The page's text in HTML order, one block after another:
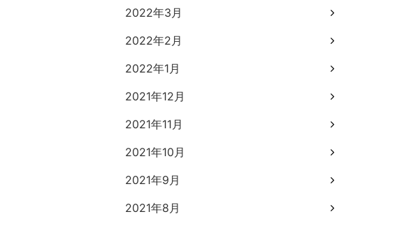
2022年3月
2022年2月
2022年1月
2021年12月
2021年11月
2021年10月
2021年9月
2021年8月